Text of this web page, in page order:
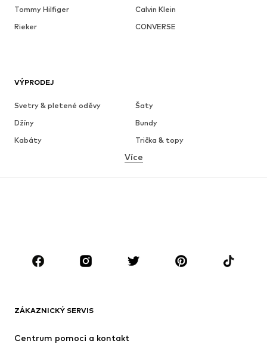
Tommy Hilfiger
Calvin Klein
Rieker
CONVERSE
VÝPRODEJ
Svetry & pletené oděvy
Šaty
Džíny
Bundy
Kabáty
Trička & topy
Spodní prádlo
Sukně
Halenky & tuniky
Doplňky
Premium
Nové
Více
ZÁKAZNICKÝ SERVIS
Centrum pomoci a kontakt